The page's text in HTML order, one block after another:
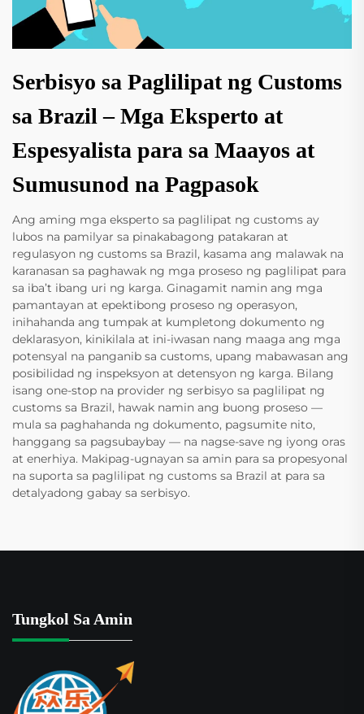
Serbisyo sa Paglilipat ng Customs
sa Brazil – Mga Eksperto at
Espesyalista para sa Maayos at
Sumusunod na Pagpasok
Ang aming mga eksperto sa paglilipat ng customs ay
lubos na pamilyar sa pinakabagong patakaran at
regulasyon ng customs sa Brazil, kasama ang malawak na
karanasan sa paghawak ng mga proseso ng paglilipat para
sa iba’t ibang uri ng karga. Ginagamit namin ang mga
pamantayan at epektibong proseso ng operasyon,
inihahanda ang tumpak at kumpletong dokumento ng
deklarasyon, kinikilala at ini-iwasan nang maaga ang mga
potensyal na panganib sa customs, upang mabawasan ang
posibilidad ng inspeksyon at detensyon ng karga. Bilang
isang one-stop na provider ng serbisyo sa paglilipat ng
customs sa Brazil, hawak namin ang buong proseso —
mula sa paghahanda ng dokumento, pagsumite nito,
hanggang sa pagsubaybay — na nagse-save ng iyong oras
at enerhiya. Makipag-ugnayan sa amin para sa propesyonal
na suporta sa paglilipat ng customs sa Brazil at para sa
detalyadong gabay sa serbisyo.
Tungkol Sa Amin